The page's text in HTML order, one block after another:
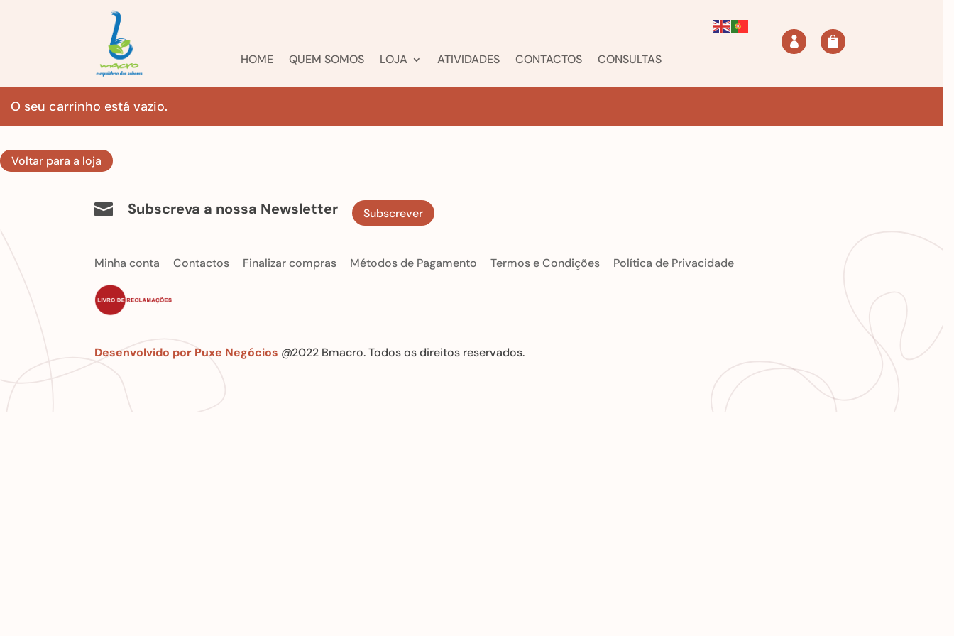
HOME QUEM SOMOS LOJA ATIVIDADES CONTACTOS CONSULTAS
 
O seu carrinho está vazio.
Voltar para a loja
 Subscreva a nossa Newsletter Subscrever
Minha conta Contactos Finalizar compras Métodos de Pagamento Termos e Condições Política de Privacidade
Desenvolvido por Puxe Negócios @2022 Bmacro. Todos os direitos reservados.